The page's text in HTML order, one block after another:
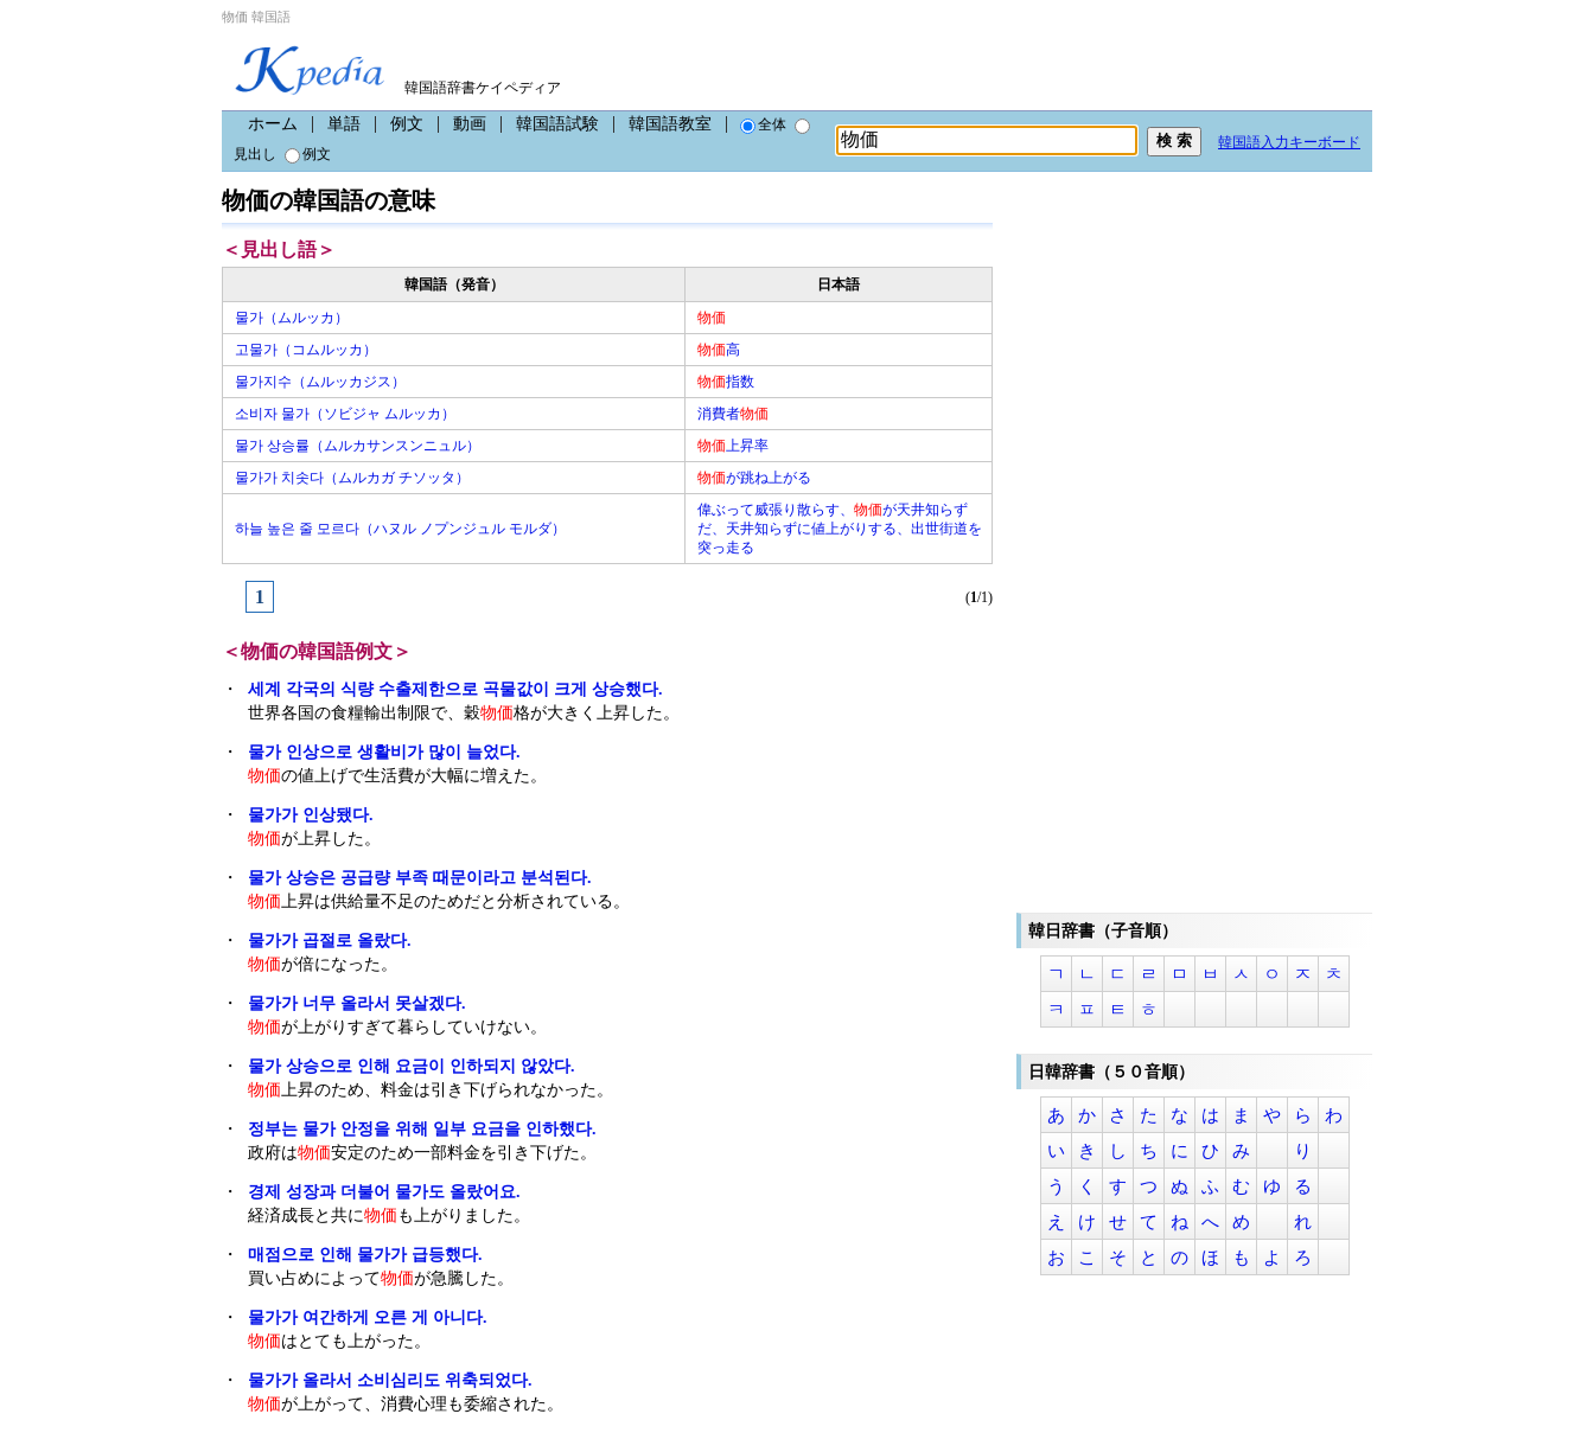
物価 韓国語
韓国語辞書ケイペディア
ホーム 単語 例文 動画 韓国語試験 韓国語教室
全体
見出し
例文
韓国語入力キーボード
物価の韓国語の意味
＜見出し語＞
韓国語（発音）
日本語
물가（ムルッカ）
物価
고물가（コムルッカ）
物価高
물가지수（ムルッカジス）
物価指数
소비자 물가（ソビジャ ムルッカ）
消費者物価
물가 상승률（ムルカサンスンニュル）
物価上昇率
물가가 치솟다（ムルカガ チソッタ）
物価が跳ね上がる
하늘 높은 줄 모르다（ハヌル ノプンジュル モルダ）
偉ぶって威張り散らす、 物価が天井知らず
だ、天井知らずに値上がりする、出世街道を
突っ走る
1 (1/1)
＜物価の韓国語例文＞
・
세계 각국의 식량 수출제한으로 곡물값이 크게 상승했다.
世界各国の食糧輸出制限で、穀物価格が大きく上昇した。
・
물가 인상으로 생활비가 많이 늘었다.
物価の値上げで生活費が大幅に増えた。
・
물가가 인상됐다.
物価が上昇した。
・
물가 상승은 공급량 부족 때문이라고 분석된다.
物価上昇は供給量不足のためだと分析されている。
・
물가가 곱절로 올랐다.
物価が倍になった。
・
물가가 너무 올라서 못살겠다.
物価が上がりすぎて暮らしていけない。
・
물가 상승으로 인해 요금이 인하되지 않았다.
物価上昇のため、料金は引き下げられなかった。
・
정부는 물가 안정을 위해 일부 요금을 인하했다.
政府は物価安定のため一部料金を引き下げた。
・
경제 성장과 더불어 물가도 올랐어요.
経済成長と共に物価 も上がりました。
・
매점으로 인해 물가가 급등했다.
買い占めによって物価が急騰した。
・
물가가 여간하게 오른 게 아니다.
物価はとても上がった。
・
물가가 올라서 소비심리도 위축되었다.
物価が上がって、消費心理も委縮された。
韓日辞書（子音順）
ㄱ ㄴ ㄷ ㄹ ㅁ ㅂ ㅅ ㅇ ㅈ
ㅊ
ㅋ
ㅍ ㅌ ㅎ
日韓辞書（５０音順）
あ か さ た な は ま や ら
わ
い
き し ち に ひ み
り
う
く す つ ぬ ふ む ゆ
る
え
け せ て ね へ め
れ
お
こ そ と の ほ も よ ろ